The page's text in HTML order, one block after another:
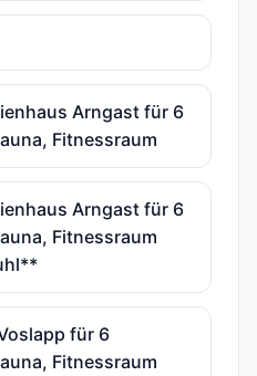
Arngast für 6
Fitnessraum
Arngast für 6
Fitnessraum
für 6
Fitnessraum